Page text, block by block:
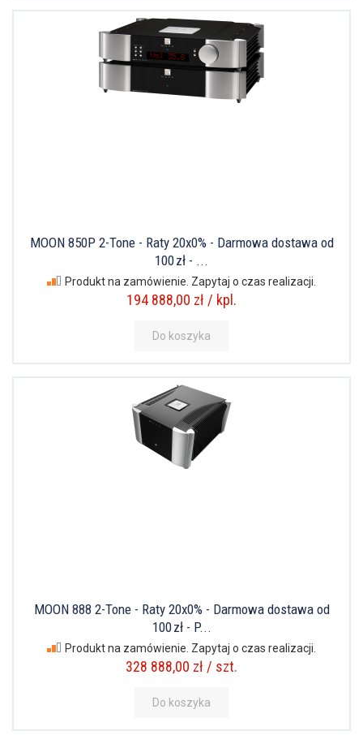
MOON 850P 2-Tone - Raty 20x0% - Darmowa dostawa od
100 zł - ...
Produkt na zamówienie. Zapytaj o czas realizacji.
194 888,00 zł / kpl.
Do koszyka
MOON 888 2-Tone - Raty 20x0% - Darmowa dostawa od
100 zł - P...
Produkt na zamówienie. Zapytaj o czas realizacji.
328 888,00 zł / szt.
Do koszyka